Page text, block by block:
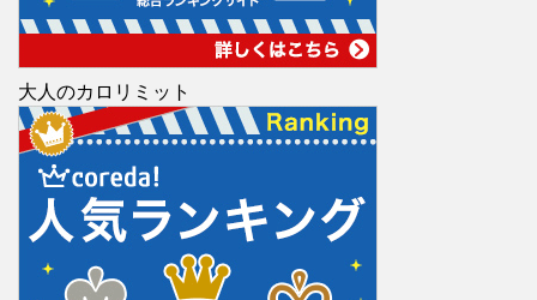
大人のカロリミット